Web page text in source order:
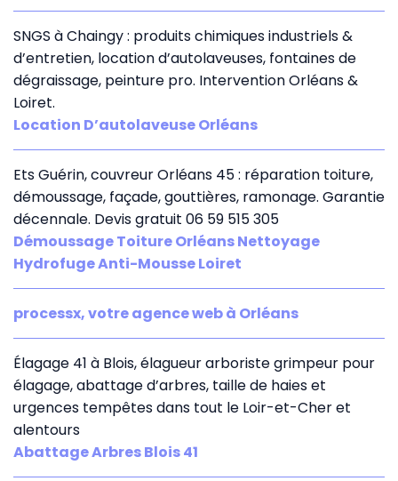
SNGS à Chaingy : produits chimiques industriels &
d’entretien, location d’autolaveuses, fontaines de
dégraissage, peinture pro. Intervention Orléans &
Loiret.
Location D’autolaveuse Orléans
Ets Guérin, couvreur Orléans 45 : réparation toiture,
démoussage, façade, gouttières, ramonage. Garantie
décennale. Devis gratuit 06 59 515 305
Démoussage Toiture Orléans Nettoyage
Hydrofuge Anti-Mousse Loiret
processx, votre agence web à Orléans
Élagage 41 à Blois, élagueur arboriste grimpeur pour
élagage, abattage d’arbres, taille de haies et
urgences tempêtes dans tout le Loir-et-Cher et
alentours
Abattage Arbres Blois 41